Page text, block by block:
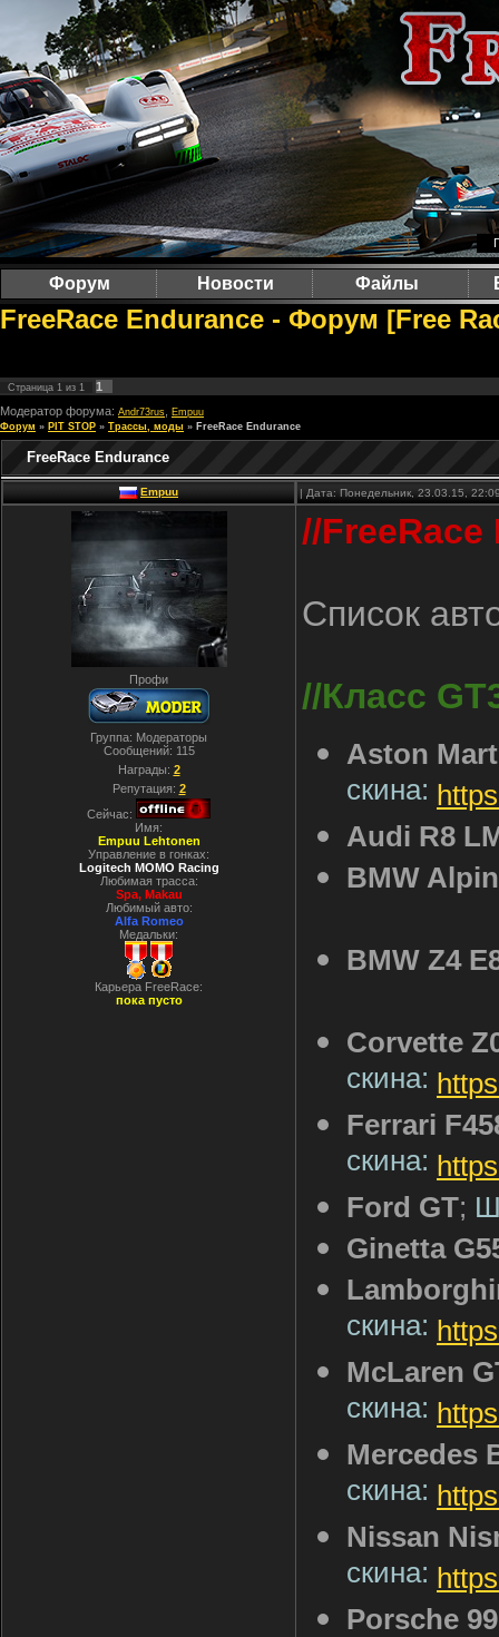
Форум Новости Файлы
FreeRace Endurance - Форум [Free
Страница 1 из 1
1
Модератор форума: Andr73rus
Empuu
Форум » PIT STOP » Трассы, моды » FreeRace Endurance
FreeRace Endurance
Empuu | Дата: Понедельник, 23.03.15,
Профи
Группа: Модераторы
Сообщений: 115
Награды: 2
Репутация: 2
Сейчас:
Имя:
Empuu Lehtonen
Управление в гонках:
Logitech MOMO Racing
Любимая трасса:
Spa, Makau
Любимый авто:
Alfa Romeo
Медальки:
Карьера FreeRace:
пока пусто
//FreeRace
Список
//Класс
Aston
скина:
Audi R8
BMW
BMW Z4
Corvette
скина:
Ferrari
скина:
Ford GT;
Ginetta
скина:
McLaren
скина:
Mercedes
скина:
Nissan
скина:
Porsche